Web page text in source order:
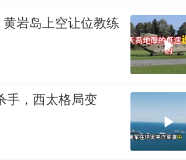
岩岛上空让位教练
手，西太格局变